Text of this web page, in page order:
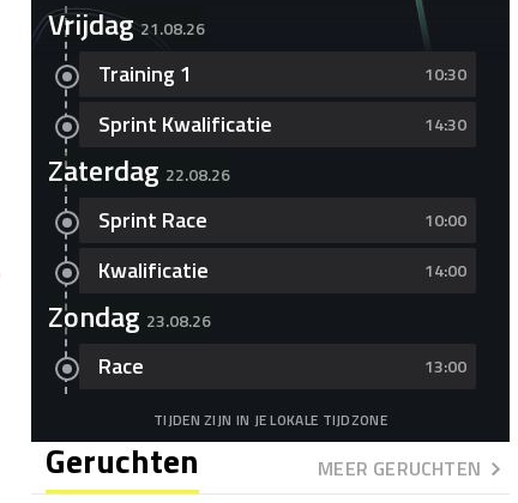
Vrijdag 21.08.26
Training 1 10:30
Sprint Kwalificatie 14:30
Zaterdag 22.08.26
Sprint Race 10:00
Kwalificatie 14:00
Zondag 23.08.26
Race 13:00
TIJDEN ZIJN IN JE LOKALE TIJDZONE
Geruchten
MEER GERUCHTEN